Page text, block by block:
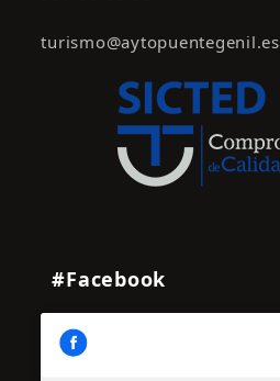
turismo@aytopuentegenil.es
#Facebook